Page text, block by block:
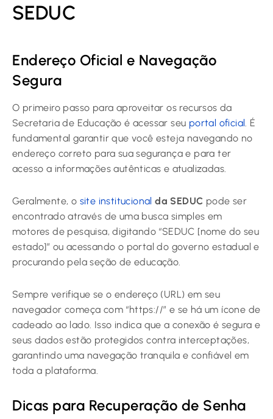
SEDUC
Endereço Oficial e Navegação
Segura
O primeiro passo para aproveitar os recursos da
Secretaria de Educação é acessar seu portal oficial . É
fundamental garantir que você esteja navegando no
endereço correto para sua segurança e para ter
acesso a informações autênticas e atualizadas.
Geralmente, o site institucional da SEDUC pode ser
encontrado através de uma busca simples em
motores de pesquisa, digitando “SEDUC [nome do seu
estado]” ou acessando o portal do governo estadual e
procurando pela seção de educação.
Sempre verifique se o endereço (URL) em seu
navegador começa com “https://” e se há um ícone de
cadeado ao lado. Isso indica que a conexão é segura e
seus dados estão protegidos contra interceptações,
garantindo uma navegação tranquila e confiável em
toda a plataforma.
Dicas para Recuperação de Senha